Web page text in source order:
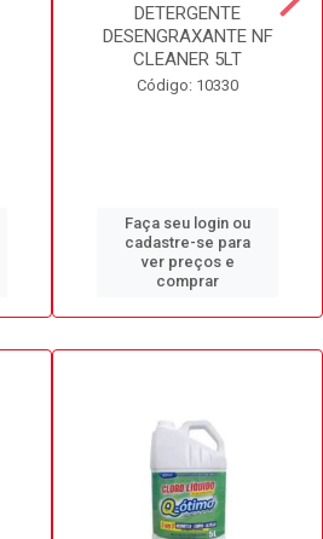
DETERGENTE
DESENGRAXANTE NF
CLEANER 5LT
Código: 10330
Faça seu login ou
cadastre-se para
ver preços e
comprar